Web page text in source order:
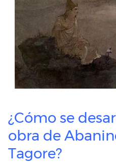
¿Cómo se
obra de
Tagore?